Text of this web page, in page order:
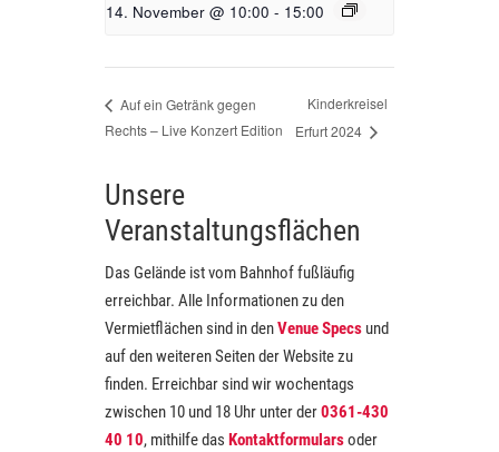
14. November @ 10:00 - 15:00
Auf ein Getränk gegen
Rechts – Live Konzert Edition
Kinderkreisel
Erfurt 2024
Unsere
Veranstaltungsflächen
Das Gelände ist vom Bahnhof fußläufig
erreichbar. Alle Informationen zu den
Vermietflächen sind in denVenue Specs und
auf den weiteren Seiten der Website zu
finden. Erreichbar sind wir wochentags
zwischen 10 und 18 Uhr unter der0361-430
40 10, mithilfe das Kontaktformularsoder